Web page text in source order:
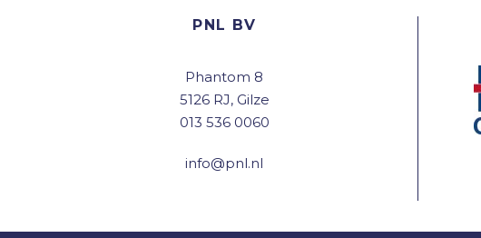
PNL BV
Phantom 8
5126 RJ, Gilze
013 536 0060
info@pnl.nl